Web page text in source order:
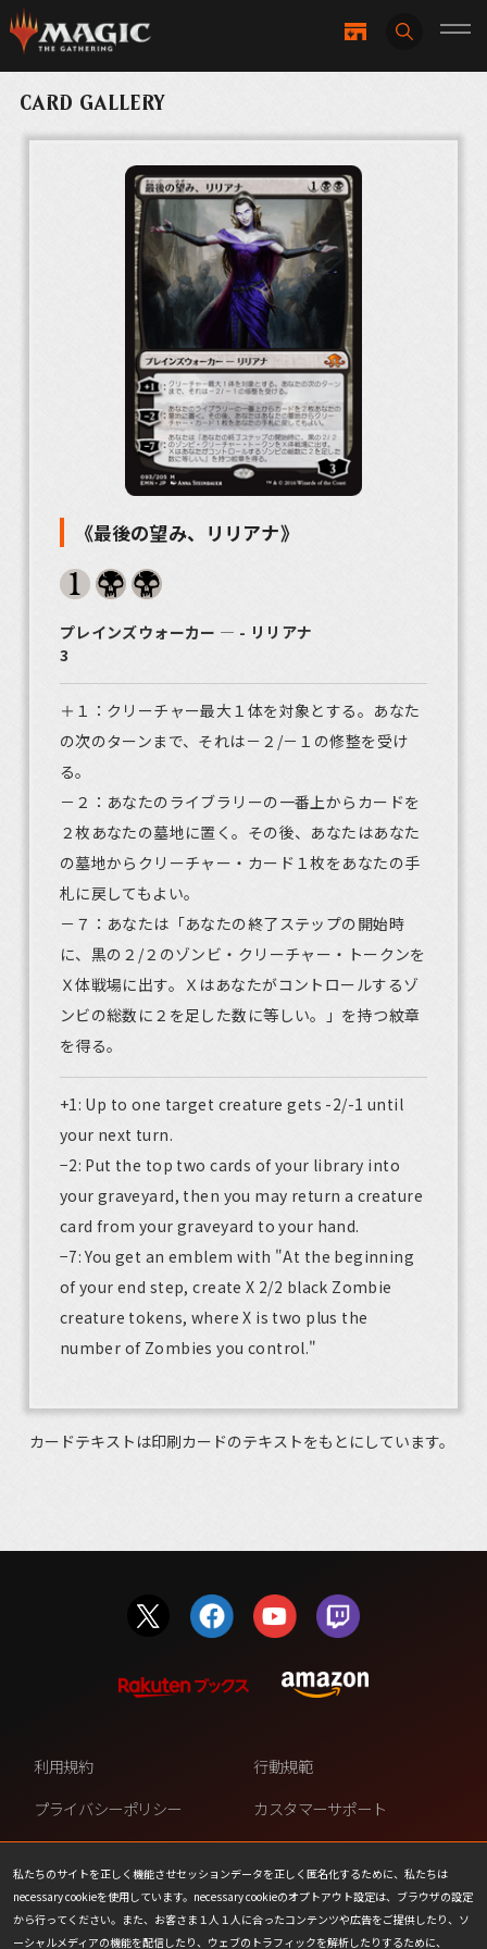
CARD GALLERY
《最後の望み、リリアナ》
プレインズウォーカー ― - リリアナ
3
＋１：クリーチャー最大１体を対象とする。あなた
の次のターンまで、それは－２/－１の修整を受け
る。
－２：あなたのライブラリーの一番上からカードを
２枚あなたの墓地に置く。その後、あなたはあなた
の墓地からクリーチャー・カード１枚をあなたの手
札に戻してもよい。
－７：あなたは「あなたの終了ステップの開始時
に、黒の２/２のゾンビ・クリーチャー・トークンを
Ｘ体戦場に出す。Ｘはあなたがコントロールするゾ
ンビの総数に２を足した数に等しい。」を持つ紋章
を得る。
+1: Up to one target creature gets -2/-1 until
your next turn.
−2: Put the top two cards of your library into
your graveyard, then you may return a creature
card from your graveyard to your hand.
−7: You get an emblem with "At the beginning
of your end step, create X 2/2 black Zombie
creature tokens, where X is two plus the
number of Zombies you control."
カードテキストは印刷カードのテキストをもとにしています。
私たちのサイトを正しく機能させセッションデータを正しく匿名化するために、私たちは
necessary cookieを使用しています。necessary cookieのオプトアウト設定は、ブラウザの設定
から行ってください。また、お客さま１人１人に合ったコンテンツや広告をご提供したり、ソ
ーシャルメディアの機能を配信したり、ウェブのトラフィックを解析したりするために、
利用規約
行動規範
プライバシーポリシー
カスタマーサポート
ファンコンテンツ・ポリシー
個人情報の販売や共有を許可し
ない
COOKIE
プレスリリース